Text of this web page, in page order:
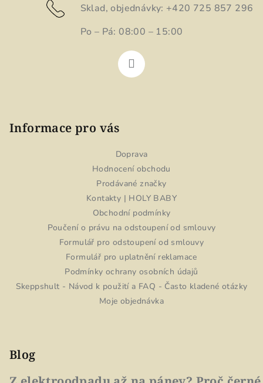
Sklad, objednávky: +420 725 857 296
Po – Pá: 08:00 – 15:00
Informace pro vás
Doprava
Hodnocení obchodu
Prodávané značky
Kontakty | HOLY BABY
Obchodní podmínky
Poučení o právu na odstoupení od smlouvy
Formulář pro odstoupení od smlouvy
Formulář pro uplatnění reklamace
Podmínky ochrany osobních údajů
Skeppshult - Návod k použití a FAQ - Často kladené otázky
Moje objednávka
Blog